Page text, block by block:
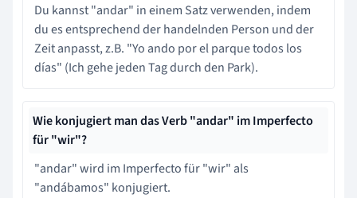
Du kannst "andar" in einem Satz verwenden, indem
du es entsprechend der handelnden Person und der
Zeit anpasst, z.B. "Yo ando por el parque todos los
días" (Ich gehe jeden Tag durch den Park).
Wie konjugiert man das Verb "andar" im Imperfecto
für "wir"?
"andar" wird im Imperfecto für "wir" als
"andábamos" konjugiert.